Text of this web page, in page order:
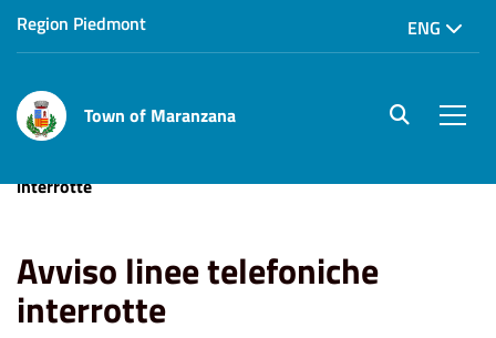
Region Piedmont ENG
Town of Maranzana site.searc
interrotte
Avviso linee telefoniche
interrotte